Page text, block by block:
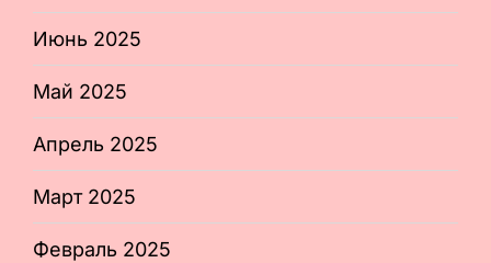
Июнь 2025
Май 2025
Апрель 2025
Март 2025
Февраль 2025